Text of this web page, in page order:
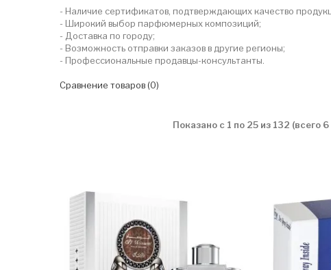
- Наличие сертификатов, подтверждающих качество
- Широкий выбор парфюмерных композиций;
- Доставка по городу;
- Возможность отправки заказов в другие регионы;
- Профессиональные продавцы-консультанты.
Сравнение товаров (0)
Показано с 1 по 25 из 132 (всего